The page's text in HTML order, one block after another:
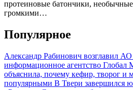
протеиновые батончики,
громкими…
Популярное
Александр Рабинович возглавил АО
информационное агентство Глобал
объяснила, почему кефир, творог и
популярными В Твери завершился